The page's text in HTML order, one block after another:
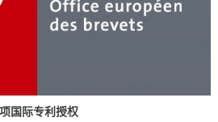
国际专利授权